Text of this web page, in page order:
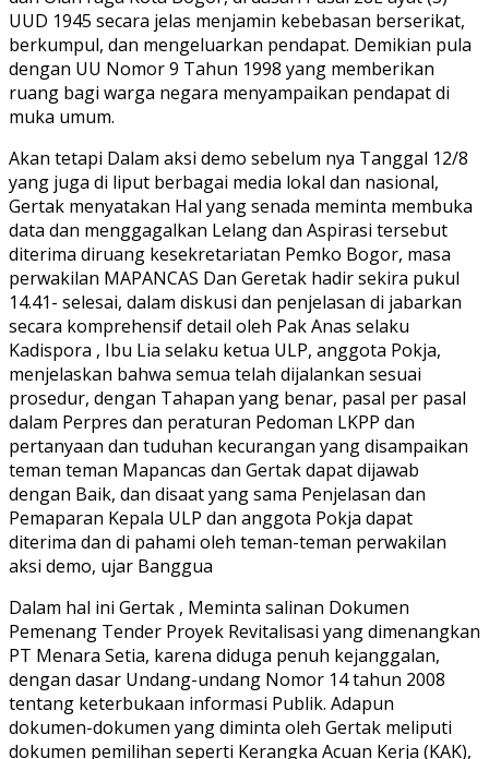
UUD 1945 secara jelas menjamin kebebasan berserikat,
berkumpul, dan mengeluarkan pendapat. Demikian pula
dengan UU Nomor 9 Tahun 1998 yang memberikan
ruang bagi warga negara menyampaikan pendapat di
muka umum.
Akan tetapi Dalam aksi demo sebelum nya Tanggal 12/8
yang juga di liput berbagai media lokal dan nasional,
Gertak menyatakan Hal yang senada meminta membuka
data dan menggagalkan Lelang dan Aspirasi tersebut
diterima diruang kesekretariatan Pemko Bogor, masa
perwakilan MAPANCAS Dan Geretak hadir sekira pukul
14.41- selesai, dalam diskusi dan penjelasan di jabarkan
secara komprehensif detail oleh Pak Anas selaku
Kadispora , Ibu Lia selaku ketua ULP, anggota Pokja,
menjelaskan bahwa semua telah dijalankan sesuai
prosedur, dengan Tahapan yang benar, pasal per pasal
dalam Perpres dan peraturan Pedoman LKPP dan
pertanyaan dan tuduhan kecurangan yang disampaikan
teman teman Mapancas dan Gertak dapat dijawab
dengan Baik, dan disaat yang sama Penjelasan dan
Pemaparan Kepala ULP dan anggota Pokja dapat
diterima dan di pahami oleh teman-teman perwakilan
aksi demo, ujar Banggua
Dalam hal ini Gertak , Meminta salinan Dokumen
Pemenang Tender Proyek Revitalisasi yang dimenangkan
PT Menara Setia, karena diduga penuh kejanggalan,
dengan dasar Undang-undang Nomor 14 tahun 2008
tentang keterbukaan informasi Publik. Adapun
dokumen-dokumen yang diminta oleh Gertak meliputi
dokumen pemilihan seperti Kerangka Acuan Kerja (KAK),